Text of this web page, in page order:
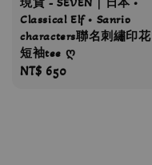
Classical Elf • Sanrio
characters聯名刺繡印花
短袖tee ღ
Regular
NT$ 650